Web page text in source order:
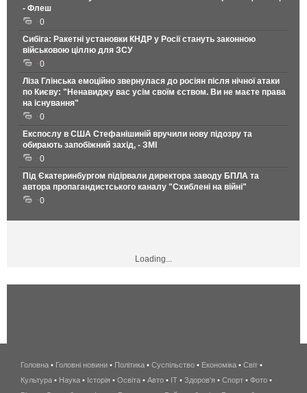
- Флеш
0
Сибіга: Ракетні установки КНДР у Росії стануть законною
військовою ціллю для ЗСУ
0
Ліза Глінська емоційно звернулася до росіян після нічної атаки
по Києву: "Ненавиджу вас усім своїм єством. Ви не маєте права
на існування"
0
Експослу в США Стефанішиній вручили нову підозру та
обирають запобіжний захід, - ЗМІ
0
Під Єкатеринбургом підірвали директора заводу БПЛА та
автора пропагандистського каналу "Схиблені на війні"
0
Loading...
беспроводной
интернет
Головна • Головні новини • Політика • Суспільство • Економіка • Світ •
Культура • Наука • Історія • Освіта • Авто • IT • Здоров'я • Спорт • Фото •